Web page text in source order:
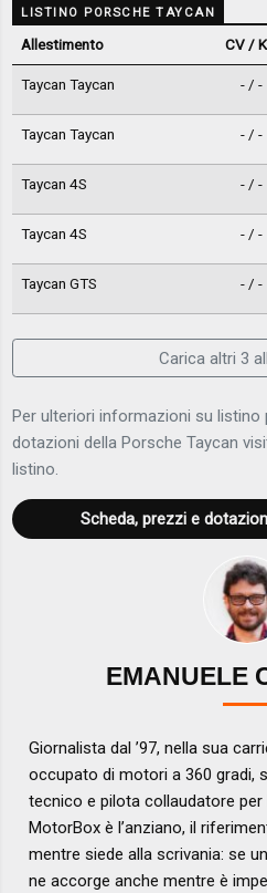
LISTINO PORSCHE TAYCAN
Allestimento CV /
Taycan Taycan - / -
Taycan Taycan - / -
Taycan 4S - / -
Taycan 4S - / -
Taycan GTS - / -
Carica altri 3
Per ulteriori informazioni su listino
dotazioni della Porsche Taycan
listino.
Scheda, prezzi e
EMANUELE
Giornalista dal ’97, nella sua
occupato di motori a 360 gradi,
tecnico e pilota collaudatore
MotorBox è l’anziano, il
mentre siede alla scrivania: se
ne accorge anche mentre è